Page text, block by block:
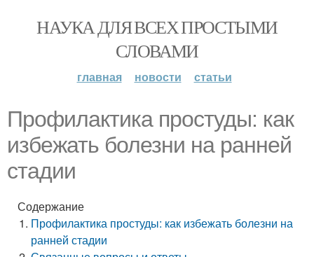
НАУКА ДЛЯ ВСЕХ ПРОСТЫМИ
СЛОВАМИ
главная новости статьи
Профилактика простуды: как
избежать болезни на ранней
стадии
Содержание
Профилактика простуды: как избежать болезни на
ранней стадии